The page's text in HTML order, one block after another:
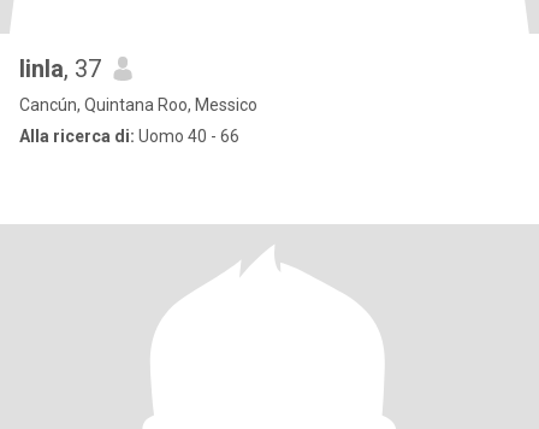
linla, 37
Cancún, Quintana Roo, Messico
Alla ricerca di: Uomo 40 - 66